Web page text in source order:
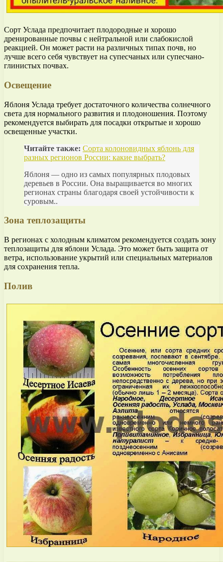
Сорт Услада предпочитает плодородные и хорошо
дренированные почвы с нейтральной или слабокислой
реакцией. Он может расти на различных типах почв, но
лучше всего себя чувствует на супесчаных или супесчано-
глинистых почвах.
Освещение
Яблоня Услада требует достаточного количества солнечного
света для нормального развития и плодоношения. Поэтому
рекомендуется выбирать для посадки открытые и хорошо
освещенные участки.
Читайте также: Сорта колоновидных яблонь для
разных регионов России: какие выбрать?
Яблоня — одно из самых популярных плодовых
деревьев в России. Она выращивается во многих
регионах страны благодаря своей устойчивости к
суровым..
Зона теплозащиты
В регионах с холодным климатом рекомендуется создать зону
теплозащиты для яблони Услада. Это может быть защита от
ветра, использование укрытий или специальных материалов
для сохранения тепла.
Полив